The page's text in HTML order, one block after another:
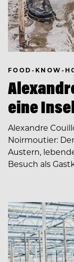
FOOD-KNOW-
eine
Alexandre
Noirmoutier:
Austern,
Besuch als